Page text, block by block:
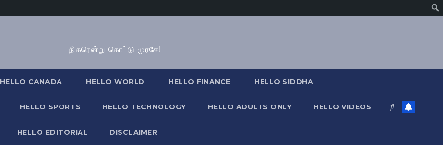
நிகரென்று கொட்டு முரசே!
HELLO CANADA HELLO WORLD HELLO FINANCE HELLO SIDDHA
HELLO SPORTS HELLO TECHNOLOGY HELLO ADULTS ONLY HELLO VIDEOS
HELLO EDITORIAL DISCLAIMER